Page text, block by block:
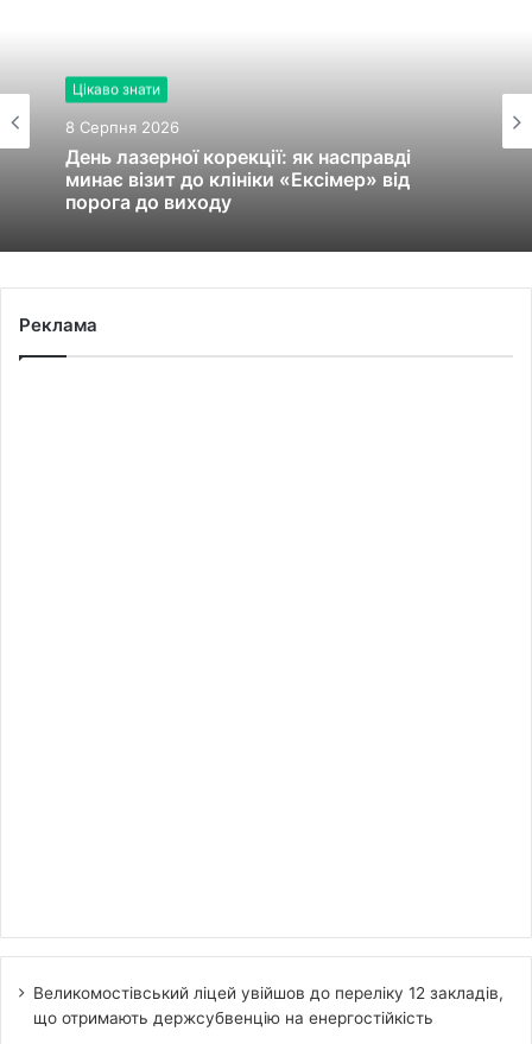
Цікаво знати
8 Серпня 2026
День лазерної корекції: як насправді
минає візит до клініки «Ексімер» від
порога до виходу
Реклама
Великомостівський ліцей увійшов до переліку 12 закладів,
що отримають держсубвенцію на енергостійкість